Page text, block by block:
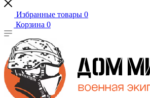
Избранные товары 0
Корзина 0